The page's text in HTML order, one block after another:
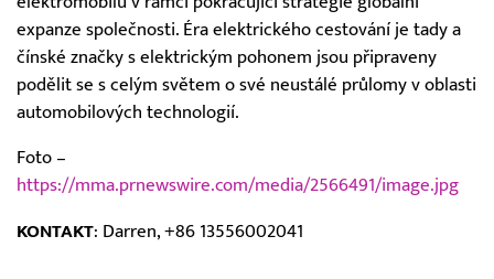
expanze společnosti. Éra elektrického cestování je tady a
čínské značky s elektrickým pohonem jsou připraveny
podělit se s celým světem o své neustálé průlomy v oblasti
automobilových technologií.
Foto –
https://mma.prnewswire.com/media/2566491/image.jpg
KONTAKT: Darren, +86 13556002041